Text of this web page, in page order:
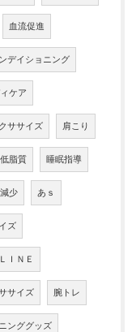
血流促進
デイショニング
ケア
ササイズ 肩こり
低脂質 睡眠指導
少 あｓ
ズ
ＬＩＮＥ
サイズ 腕トレ
ンググッズ